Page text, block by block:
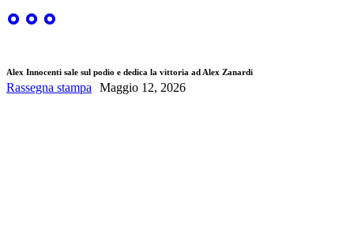
Alex Innocenti sale sul podio e dedica la vittoria ad Alex Zanardi
Rassegna stampa Maggio 12, 2026